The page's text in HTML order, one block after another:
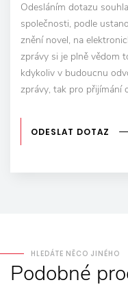
Odesláním dotazu
společnosti, podle
znění novel, na
zprávy si je plně vědom
kdykoliv v budoucnu
zprávy, tak pro přijímání
ODESLAT DOTAZ
HLEDÁTE NĚCO JINÉHO
Podobné